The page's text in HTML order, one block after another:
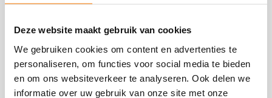
Deze website maakt gebruik van cookies
We gebruiken cookies om content en advertenties te
personaliseren, om functies voor social media te bieden
en om ons websiteverkeer te analyseren. Ook delen we
informatie over uw gebruik van onze site met onze